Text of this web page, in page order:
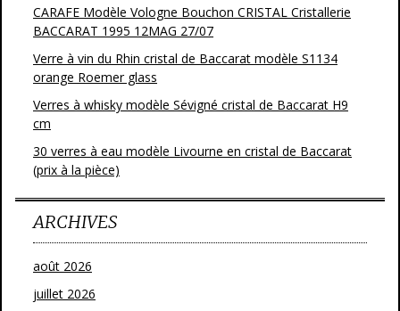
CARAFE Modèle Vologne Bouchon CRISTAL Cristallerie
BACCARAT 1995 12MAG 27/07
Verre à vin du Rhin cristal de Baccarat modèle S1134
orange Roemer glass
Verres à whisky modèle Sévigné cristal de Baccarat H9
cm
30 verres à eau modèle Livourne en cristal de Baccarat
(prix à la pièce)
ARCHIVES
août 2026
juillet 2026